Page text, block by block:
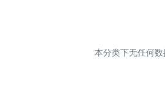
本分类下无任何数